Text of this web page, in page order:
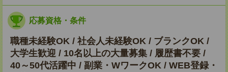
応募資格・条件
職種未経験OK / 社会人未経験OK / ブランクOK /
大学生歓迎 / 10名以上の大量募集 / 履歴書不要 /
40～50代活躍中 / 副業・WワークOK / WEB登録・